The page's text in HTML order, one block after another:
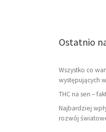
Ostatnio
Wszystko co
występujących
THC na sen –
Najbardziej
rozwój